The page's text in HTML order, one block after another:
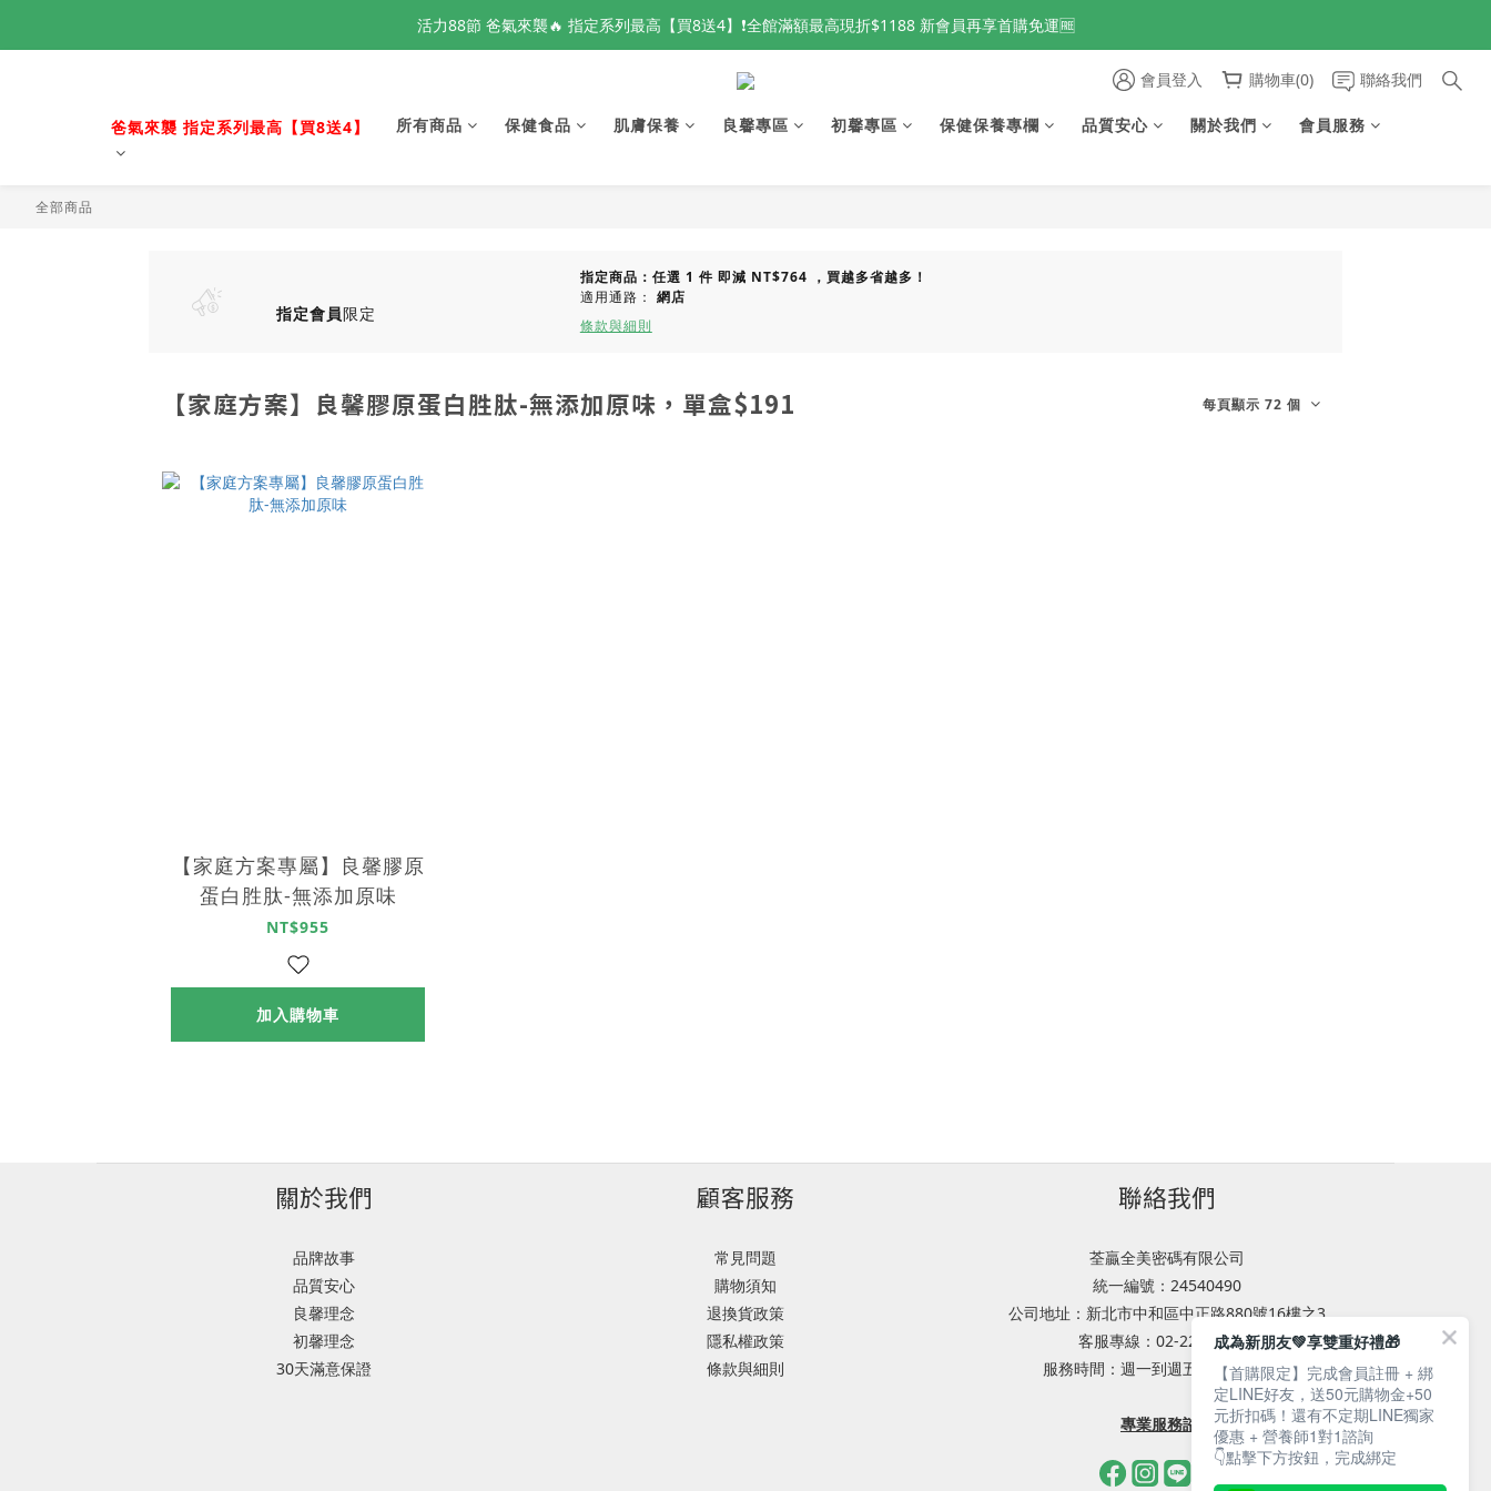
活力88節 爸氣來襲🔥 指定系列最高【買8送4】❗全館滿額最高現折$1188 新會員再享首購免運🆓
活力88節 爸氣來襲🔥 指定系列最高【買8送4】❗全館滿額最高現折$1188 新會員再享首購免運🆓
📢 全球秘魯魚油原料供應波動 良馨秘魯魚油🐟 數量有限 現貨倒數中❗
👑 VIP鑽石會員專屬 新品體驗開放申請中❗
會員登入 購物車(0) 聯絡我們
爸氣來襲 指定系列最高【買8送4】 所有商品 保健食品 肌膚保養 良馨專區 初馨專區 保健保養專欄 品質安心 關於我們 會員服務
全部商品
指定會員限定
指定商品：任選 1 件 即減 NT$764 ，買越多省越多！
適用通路： 網店
條款與細則
【家庭方案】良馨膠原蛋白胜肽-無添加原味，單盒$191 每頁顯示 72 個
【家庭方案專屬】良馨膠原
蛋白胜肽-無添加原味
NT$955
加入購物車
關於我們
品牌故事
品質安心
良馨理念
初馨理念
30天滿意保證
顧客服務
常見問題
購物須知
退換貨政策
隱私權政策
條款與細則
聯絡我們
荃贏全美密碼有限公司
統一編號：24540490
公司地址：新北市中和區中正路880號16樓之3
客服專線：02-2221-9632
服務時間：週一到週五 08:30~17:30
專業服務諮詢
成為新朋友💚享雙重好禮🎁
【首購限定】完成會員註冊 + 綁
定LINE好友，送50元購物金+50
元折扣碼！還有不定期LINE獨家
優惠 + 營養師1對1諮詢
👇點擊下方按鈕，完成綁定